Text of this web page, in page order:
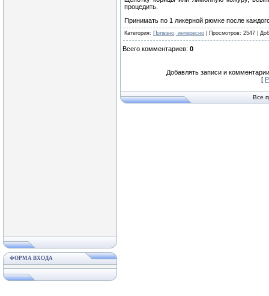
ФОРМА ВХОДА
процедить.
Принимать по 1 ликерной рюмке после
Категория: Полезно, интересно Просмотров: 2547 |
Всего комментариев: 0
Добавлять записи и
[
Все